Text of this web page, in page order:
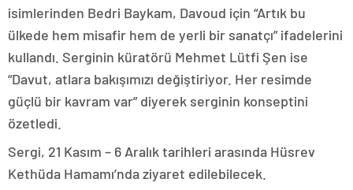
isimlerinden Bedri Baykam, Davoud için “Artık bu
ülkede hem misafir hem de yerli bir sanatçı” ifadelerini
kullandı. Serginin küratörü Mehmet Lütfi Şen ise
“Davut, atlara bakışımızı değiştiriyor. Her resimde
güçlü bir kavram var” diyerek serginin konseptini
özetledi.
Sergi, 21 Kasım – 6 Aralık tarihleri arasında Hüsrev
Kethüda Hamamı’nda ziyaret edilebilecek.